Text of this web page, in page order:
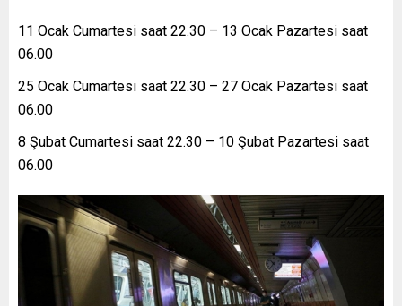
11 Ocak Cumartesi saat 22.30 – 13 Ocak Pazartesi saat
06.00
25 Ocak Cumartesi saat 22.30 – 27 Ocak Pazartesi saat
06.00
8 Şubat Cumartesi saat 22.30 – 10 Şubat Pazartesi saat
06.00